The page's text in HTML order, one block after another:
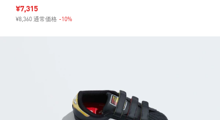
セール価格
¥7,315
¥8,360 通常価格 -10%